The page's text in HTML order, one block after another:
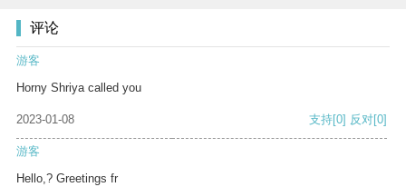
评论
游客
Horny Shriya called you
2023-01-08 支持[0] 反对[0]
游客
Hello,? Greetings fr